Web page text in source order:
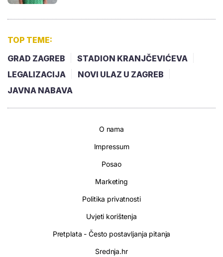
TOP TEME:
GRAD ZAGREB
STADION KRANJČEVIĆEVA
LEGALIZACIJA
NOVI ULAZ U ZAGREB
JAVNA NABAVA
O nama
Impressum
Posao
Marketing
Politika privatnosti
Uvjeti korištenja
Pretplata - Često postavljanja pitanja
Srednja.hr